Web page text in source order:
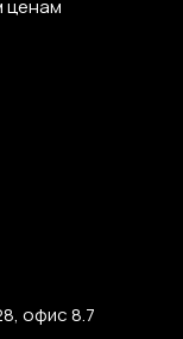
офис 8.7
ценам